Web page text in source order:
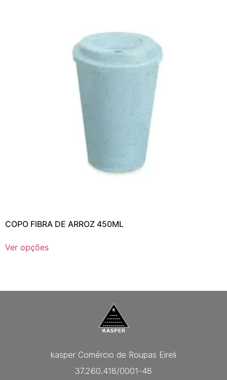
COPO FIBRA DE ARROZ 450ML
Ver opções
kasper Comércio de Roupas Eireli
37.260.418/0001-48